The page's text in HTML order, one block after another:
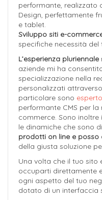
performante, realizzato
Design, perfettamente
e tablet.
Sviluppo siti e-
specifiche necessità del
L’esperienza pluriennale
aziende mi ha
specializzazione nella
personalizzati
particolare sono
performante CMS per
commerce. Sono
le dinamiche che sono
prodotti on line e posso
della giusta soluzione
Una volta che il tuo
occuparti direttamente
ogni aspetto del tuo
dotato di un interfaccia